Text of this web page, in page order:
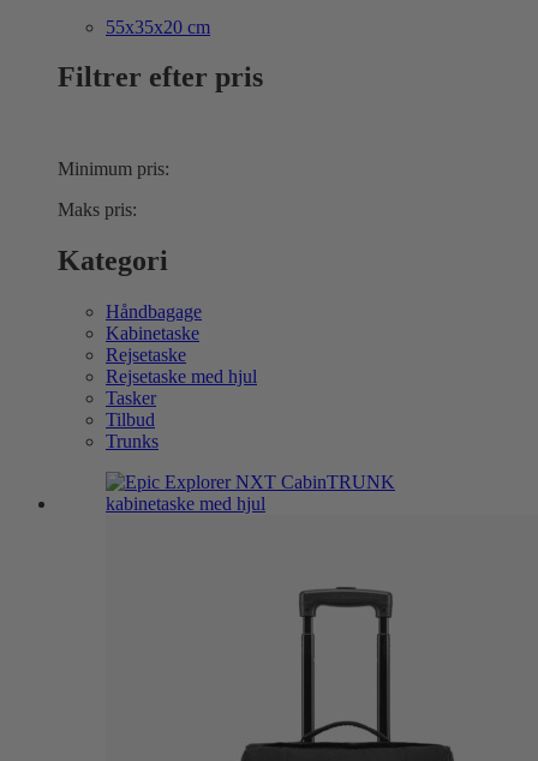
55x35x20 cm
Filtrer efter pris
Minimum pris:
Maks pris:
Kategori
Håndbagage
Kabinetaske
Rejsetaske
Rejsetaske med hjul
Tasker
Tilbud
Trunks